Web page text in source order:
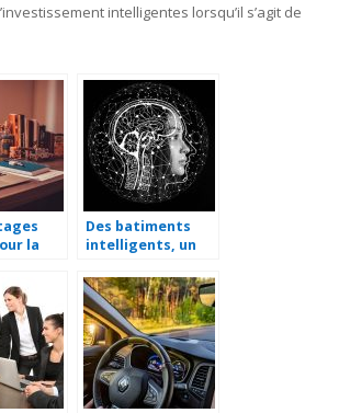
intelligentes lorsqu’il s’agit de
la
Des batiments
intelligents, un
realite